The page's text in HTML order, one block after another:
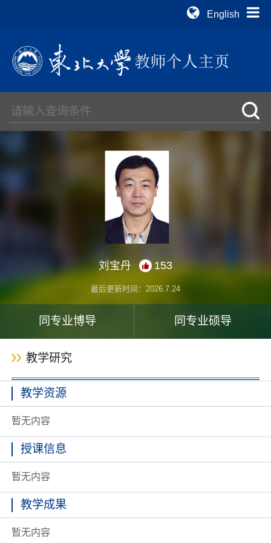
English
刘宝丹 153
最后更新时间： 2026 7 24
同专业博导 同专业硕导
教学研究
教学资源
暂无内容
授课信息
暂无内容
教学成果
暂无内容